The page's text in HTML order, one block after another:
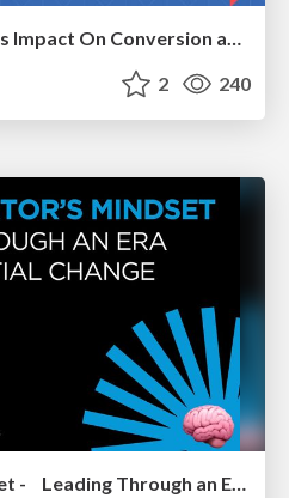
Measuring Dark Social's Impact On Conversion and Attribution
2 240
The innovator’s Mindset - Leading Through an Era of Exponential Change - McGill University 2025